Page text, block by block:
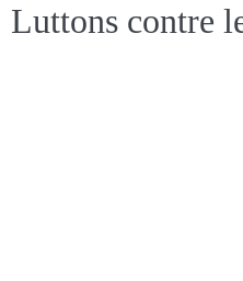
Luttons contre